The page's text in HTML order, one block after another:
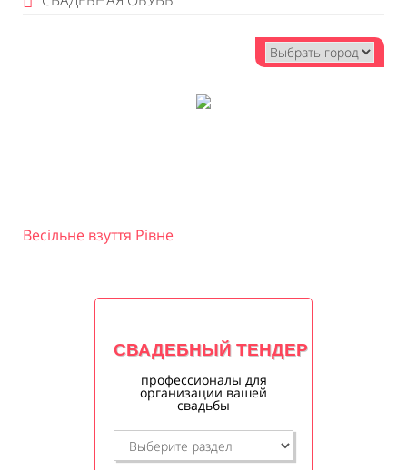
Весільне взуття Рівне
СВАДЕБНЫЙ ТЕНДЕР
профессионалы для
организации вашей
свадьбы